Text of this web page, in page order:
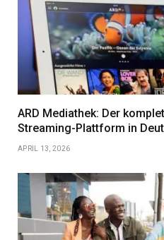
ARD Mediathek: Der
Streaming-Plattform in
APRIL 13, 2026